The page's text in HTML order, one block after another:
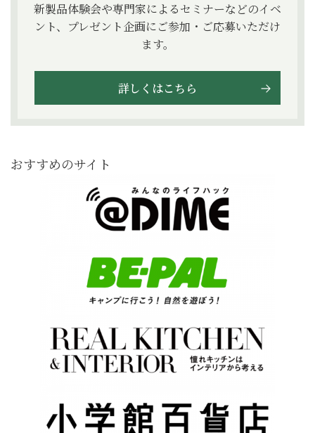
新製品体験会や専門家によるセミナーなどのイベ
ント、プレゼント企画にご参加・ご応募いただけ
ます。
詳しくはこちら
おすすめのサイト